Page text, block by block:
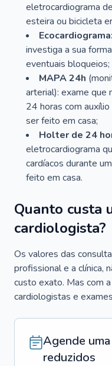
eletrocardiograma
esteira ou bicicleta
Ecocardiograma:
investiga a sua
eventuais bloqueios;
MAPA 24h
arterial): exame que
24 horas com
ser feito em casa;
Holter de 24
eletrocardiograma
cardíacos durante
feito em casa.
Quanto custa
cardiologista?
Os valores das
profissional e a clínica,
custo exato. Mas com
cardiologistas e
Agende
reduzidos